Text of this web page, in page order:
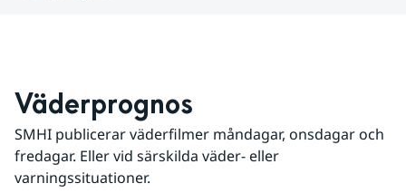
Väderprognos
SMHI publicerar väderfilmer måndagar, onsdagar och
fredagar. Eller vid särskilda väder- eller
varningssituationer.